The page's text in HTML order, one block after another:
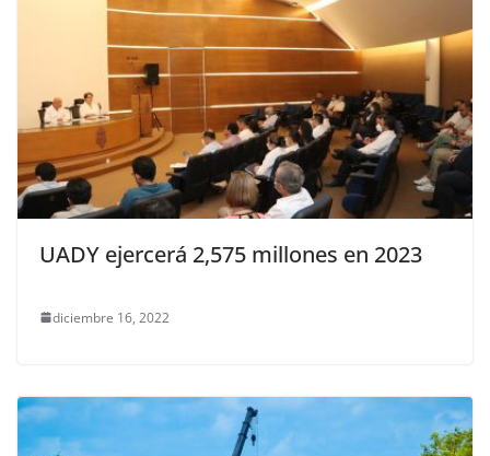
UADY ejercerá 2,575 millones en 2023
diciembre 16, 2022